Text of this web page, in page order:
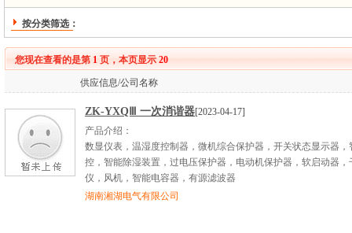
按分类筛选：
您现在查看的是第 1 页，本页显示 20
供应信息/公司名称
ZK-YXQⅢ 一次消谐器[2023-04-17]
产品介绍：
数显仪表，温湿度控制器，微机综合保护器，开关状态显示器，
控，智能除湿装置，过电压保护器，电动机保护器，软启动器，
仪，风机，智能电容器，有源滤波器
湖南湘湖电气有限公司